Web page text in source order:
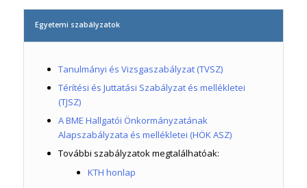
Egyetemi szabályzatok
Tanulmányi és Vizsgaszabályzat (TVSZ)
Térítési és Juttatási Szabályzat és mellékletei
(TJSZ)
A BME Hallgatói Önkormányzatának
Alapszabályzata és mellékletei (HÖK ASZ)
További szabályzatok megtalálhatóak:
KTH honlap